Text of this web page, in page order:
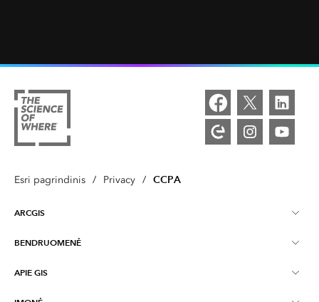
Esri pagrindinis / Privacy / CCPA
ARCGIS
ArcGIS apžvalga
Žemėlapių sudarymas
BENDRUOMENĖ
Esri Community
APIE GIS